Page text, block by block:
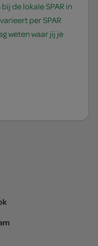
de lokale SPAR in
per SPAR
weten waar jij je